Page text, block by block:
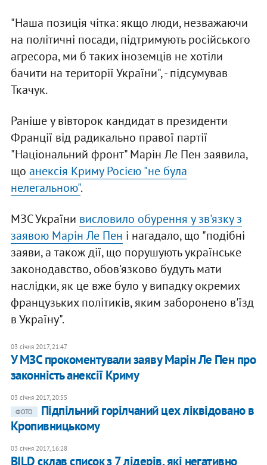
"Наша позиція чітка: якщо люди, незважаючи
на політичні посади, підтримують російського
агресора, ми б таких іноземців не хотіли
бачити на території України", - підсумував
Ткачук.
Раніше у вівторок кандидат в президенти
Франції від радикально правої партії
"Національний фронт" Марін Ле Пен заявила,
що анексія Криму Росією "не була
нелегальною".
МЗС України висловило обурення у зв'язку з
заявою Марін Ле Пен і нагадало, що "подібні
заяви, а також дії, що порушують українське
законодавство, обов'язково будуть мати
наслідки, як це вже було у випадку окремих
французьких політиків, яким заборонено в'їзд
в Україну".
03 січня 2017, 21:47
У МЗС прокоментували заяву Марін Ле Пен про
законність анексії Криму
03 січня 2017, 20:55
ФОТО
Підпільний горілчаний цех ліквідовано в
Кропивницькому
03 січня 2017, 16:28
BILD склав список з 7 лідерів, які негативно